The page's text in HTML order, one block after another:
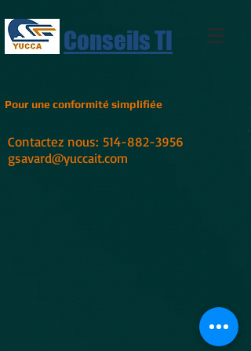
Conseils TI
Pour une conformité simplifiée
Contactez nous: 514-882-3956
gsavard@yuccait.com